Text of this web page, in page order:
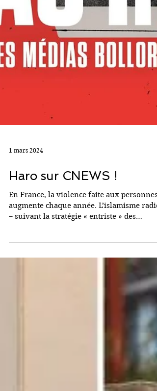
Haro sur CNEWS !
En France, la violence faite aux personnes
augmente chaque année. L’islamisme
Frères...